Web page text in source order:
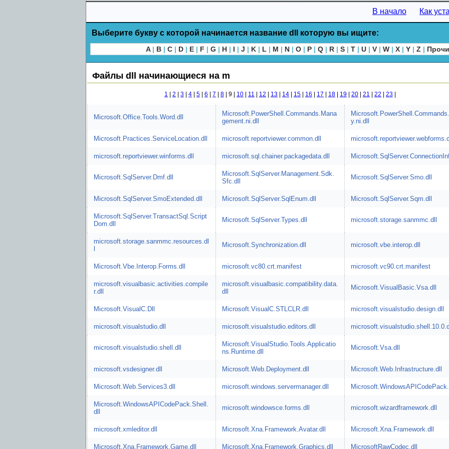
В начало Как
Выберите букву с которой начинается название dll которую вы ищите:
A | B | C | D | E | F | G | H | I | J | K | L | M | N | O | P | Q | R | S | T | U | V | W | X | Y | Z |
Файлы dll начинающиеся на m
1 2 3 4 5 6 7 8 9 | 10 11 12 13 14 15 16 17 18 19 20 21 22 23
Microsoft.Office.Tools.Word.dll
Microsoft.PowerShell.Commands.Mana
gement.ni.dll
y.ni.dll
Microsoft.Practices.ServiceLocation.dll microsoft.reportviewer.common.dll microsoft.reportviewer.webforms.dll
microsoft.reportviewer.winforms.dll microsoft.sql.chainer.packagedata.dll
Microsoft.SqlServer.Dmf.dll
Microsoft.SqlServer.Management.Sdk.
Sfc.dll
Microsoft.SqlServer.Smo.dll
Microsoft.SqlServer.SmoExtended.dll Microsoft.SqlServer.SqlEnum.dll Microsoft.SqlServer.Sqm.dll
Microsoft.SqlServer.TransactSql.Script
Dom.dll
Microsoft.SqlServer.Types.dll microsoft.storage.sanmmc.dll
microsoft.storage.sanmmc.resources.dl
Microsoft.Synchronization.dll microsoft.vbe.interop.dll
Microsoft.Vbe.Interop.Forms.dll microsoft.vc80.crt.manifest microsoft.vc90.crt.manifest
microsoft.visualbasic.activities.compile
r.dll
microsoft.visualbasic.compatibility.data.
dll
Microsoft.VisualBasic.Vsa.dll
Microsoft.VisualC.Dll Microsoft.VisualC.STLCLR.dll microsoft.visualstudio.design.dll
microsoft.visualstudio.dll microsoft.visualstudio.editors.dll microsoft.visualstudio.shell.10.0.dll
microsoft.visualstudio.shell.dll
Microsoft.VisualStudio.Tools.Applicatio
ns.Runtime.dll
Microsoft.Vsa.dll
microsoft.vsdesigner.dll Microsoft.Web.Deployment.dll Microsoft.Web.Infrastructure.dll
Microsoft.Web.Services3.dll microsoft.windows.servermanager.dll
Microsoft.WindowsAPICodePack.Shell.
dll
microsoft.windowsce.forms.dll microsoft.wizardframework.dll
microsoft.xmleditor.dll Microsoft.Xna.Framework.Avatar.dll Microsoft.Xna.Framework.dll
Microsoft.Xna.Framework.Game.dll Microsoft.Xna.Framework.Graphics.dll MicrosoftRawCodec.dll